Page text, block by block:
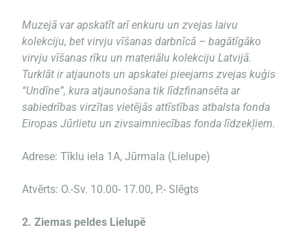
Muzejā var apskatīt arī enkuru un zvejas laivu
kolekciju, bet virvju vīšanas darbnīcā – bagātīgāko
virvju vīšanas rīku un materiālu kolekciju Latvijā.
Turklāt ir atjaunots un apskatei pieejams zvejas kuģis
“Undīne”, kura atjaunošana tik līdzfinansēta ar
sabiedrības virzītas vietējās attīstības atbalsta fonda
Eiropas Jūrlietu un zivsaimniecības fonda līdzekļiem.
Adrese: Tīklu iela 1A, Jūrmala (Lielupe)
Atvērts: O.-Sv. 10.00- 17.00, P.- Slēgts
2. Ziemas peldes Lielupē